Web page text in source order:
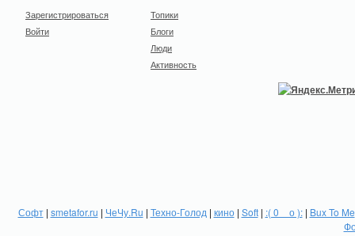
Зарегистрироваться
Войти
Топики
Блоги
Люди
Активность
Софт| smetafor.ru | ЧеЧу.Ru | Техно-Голод | кино| Soft| :( 0 _ о ):| Bux To Me